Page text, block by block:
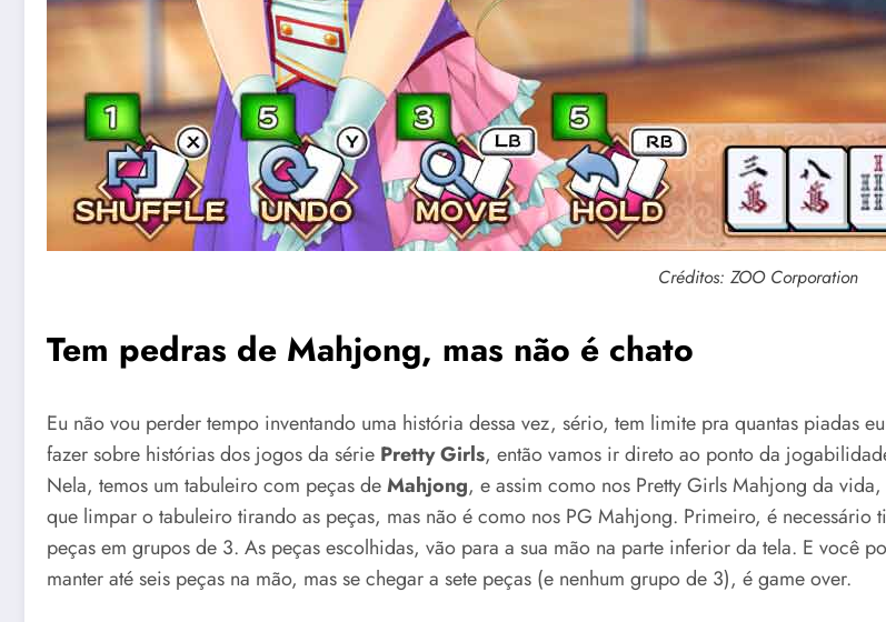
Créditos: ZOO Corporation
Tem pedras de Mahjong, mas não é chato
Eu não vou perder tempo inventando uma história dessa vez, sério, tem limite pra quantas piadas
fazer sobre histórias dos jogos da série Pretty Girls, então vamos ir direto ao ponto da
Nela, temos um tabuleiro com peças deMahjong, e assim como nos Pretty Girls Mahjong da vida,
que limpar o tabuleiro tirando as peças, mas não é como nos PG Mahjong. Primeiro, é necessário
peças em grupos de 3. As peças escolhidas, vão para a sua mão na parte inferior da tela. E você
manter até seis peças na mão, mas se chegar a sete peças (e nenhum grupo de 3), é game over.